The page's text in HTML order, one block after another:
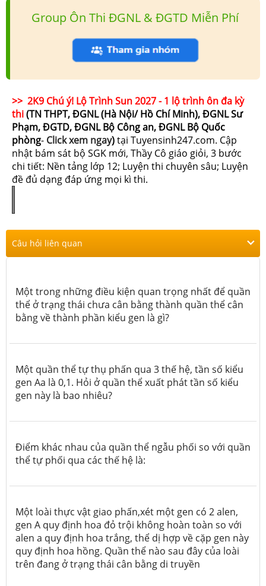
Group Ôn Thi ĐGNL & ĐGTD Miễn Phí
>> 2K9 Chú ý! Lộ Trình Sun 2027 - 1 lộ trình ôn đa kỳ
thi(TN THPT, ĐGNL (Hà Nội/ Hồ Chí Minh), ĐGNL Sư
Phạm, ĐGTD, ĐGNL Bộ Công an, ĐGNL Bộ Quốc
phòng- Click xem ngay)tại Tuyensinh247.com. Cập
nhật bám sát bộ SGK mới, Thầy Cô giáo giỏi, 3 bước
chi tiết: Nền tảng lớp 12; Luyện thi chuyên sâu; Luyện
đề đủ dạng đáp ứng mọi kì thi.
Câu hỏi liên quan
Một trong những điều kiện quan trọng nhất để quần
thể ở trạng thái chưa cân bằng thành quần thể cân
bằng về thành phần kiểu gen là gì?
Một quần thể tự thụ phấn qua 3 thế hệ, tần số kiểu
gen Aa là 0,1. Hỏi ở quần thể xuất phát tần số kiểu
gen này là bao nhiêu?
Điểm khác nhau của quần thể ngẫu phối so với quần
thể tự phối qua các thế hệ là:
Một loài thực vật giao phấn,xét một gen có 2 alen,
gen A quy định hoa đỏ trội không hoàn toàn so với
alen a quy định hoa trắng, thể dị hợp về cặp gen này
quy định hoa hồng. Quần thể nào sau đây của loài
trên đang ở trạng thái cân bằng di truyền